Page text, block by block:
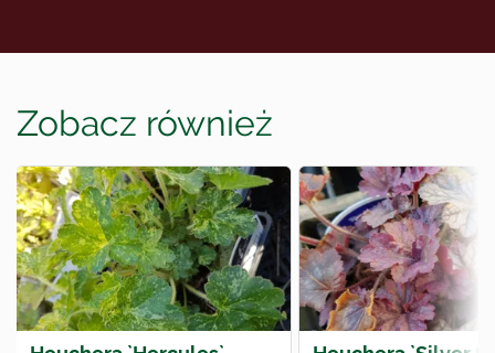
Zobacz również